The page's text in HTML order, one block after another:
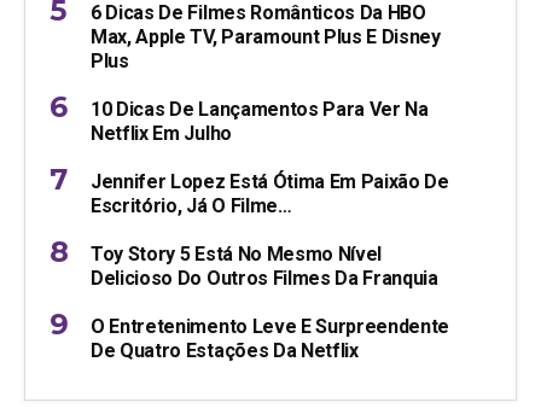
6 Dicas De Filmes Românticos Da HBO
Max, Apple TV, Paramount Plus E Disney
Plus
10 Dicas De Lançamentos Para Ver Na
Netflix Em Julho
Jennifer Lopez Está Ótima Em Paixão De
Escritório, Já O Filme…
Toy Story 5 Está No Mesmo Nível
Delicioso Do Outros Filmes Da Franquia
O Entretenimento Leve E Surpreendente
De Quatro Estações Da Netflix